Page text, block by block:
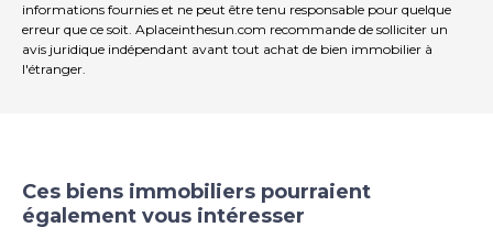
informations fournies et ne peut être tenu responsable pour quelque
erreur que ce soit. Aplaceinthesun.com recommande de solliciter un
avis juridique indépendant avant tout achat de bien immobilier à
l'étranger.
Ces biens immobiliers pourraient
également vous intéresser